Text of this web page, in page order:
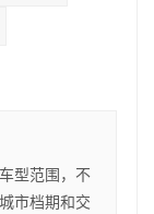
型范围，不
市档期和交